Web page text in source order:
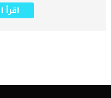
هناك العديد من الاسباب التى
ان تصاب القطة بالحمى مجهولة
الجهاز التنفسي العلوي عدوى
اقرأ